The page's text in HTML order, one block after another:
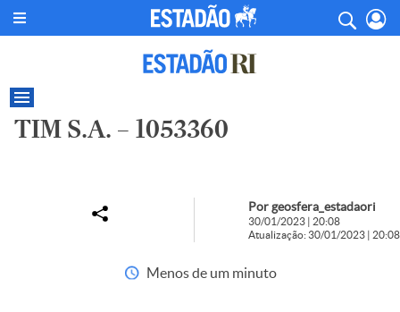
TIM S.A. – 1053360
Por geosfera_estadaori
30/01/2023 | 20:08
Atualização: 30/01/2023 | 20:08
Menos de um minuto